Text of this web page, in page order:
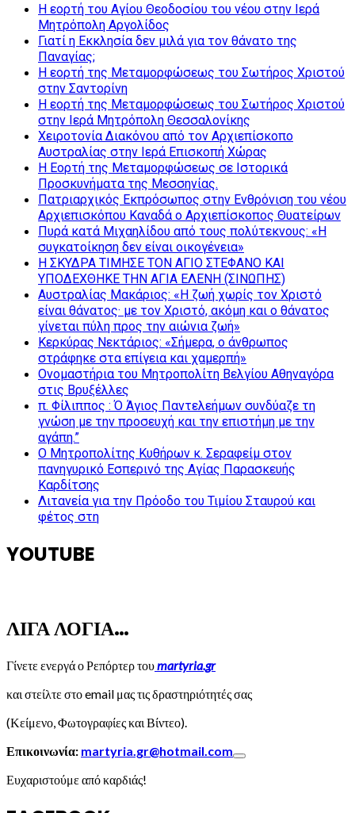
Η εορτή του Αγίου Θεοδοσίου του νέου στην Ιερά
Μητρόπολη Αργολίδος
Γιατί η Εκκλησία δεν μιλά για τον θάνατο της
Παναγίας;
Η εορτή της Μεταμορφώσεως του Σωτήρος Χριστού
στην Σαντορίνη
Η εορτή της Μεταμορφώσεως του Σωτήρος Χριστού
στην Ιερά Μητρόπολη Θεσσαλονίκης
Χειροτονία Διακόνου από τον Αρχιεπίσκοπο
Αυστραλίας στην Ιερά Επισκοπή Χώρας
Η Εορτή της Μεταμορφώσεως σε Ιστορικά
Προσκυνήματα της Μεσσηνίας.
Πατριαρχικός Εκπρόσωπος στην Ενθρόνιση του νέου
Αρχιεπισκόπου Καναδά ο Αρχιεπίσκοπος Θυατείρων
Πυρά κατά Μιχαηλίδου από τους πολύτεκνους: «Η
συγκατοίκηση δεν είναι οικογένεια»
Η ΣΚΥΔΡΑ ΤΙΜΗΣΕ ΤΟΝ ΑΓΙΟ ΣΤΕΦΑΝΟ ΚΑΙ
ΥΠΟΔΕΧΘΗΚΕ ΤΗΝ ΑΓΙΑ ΕΛΕΝΗ (ΣΙΝΩΠΗΣ)
Αυστραλίας Μακάριος: «Η ζωή χωρίς τον Χριστό
είναι θάνατος· με τον Χριστό, ακόμη και ο θάνατος
γίνεται πύλη προς την αιώνια ζωή»
Κερκύρας Νεκτάριος: «Σήμερα, ο άνθρωπος
στράφηκε στα επίγεια και χαμερπή»
Ονομαστήρια του Μητροπολίτη Βελγίου Αθηναγόρα
στις Βρυξέλλες
π. Φίλιππος : Ό Άγιος Παντελεήμων συνδύαζε τη
γνώση με την προσευχή και την επιστήμη με την
αγάπη.”
Ο Μητροπολίτης Κυθήρων κ. Σεραφείμ στον
πανηγυρικό Εσπερινό της Αγίας Παρασκευής
Καρδίτσης
Λιτανεία για την Πρόοδο του Τιμίου Σταυρού και
φέτος στη
YOUTUBE
ΛΙΓΑ ΛΟΓΙΑ…
Γίνετε ενεργά ο Ρεπόρτερ τουmartyria.gr
και στείλτε στο email μας τις δραστηριότητές σας
(Κείμενο, Φωτογραφίες και Βίντεο).
Επικοινωνία: martyria.gr@hotmail.com
Ευχαριστούμε από καρδιάς!